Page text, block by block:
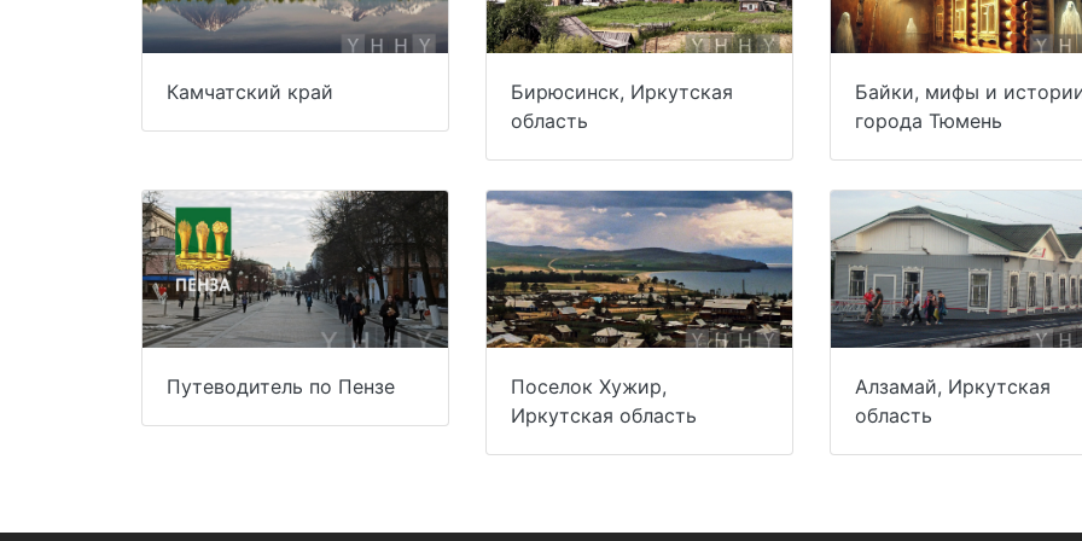
Камчатский край
Бирюсинск, Иркутская
область
Байки, мифы и
города Тюмень
Путеводитель по Пензе
Поселок Хужир,
Иркутская область
Алзамай, Иркутская
область